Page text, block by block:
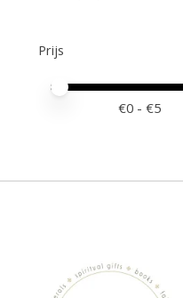
Prijs
Minimale
Price maximum
€0 - €5